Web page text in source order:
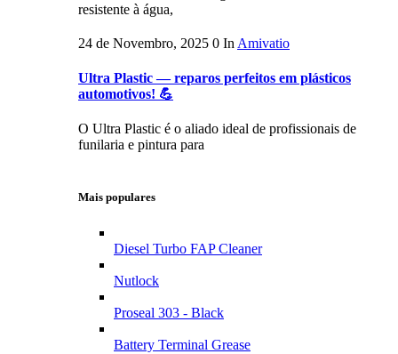
resistente à água,
24 de Novembro, 2025 0 In Amivatio
Ultra Plastic — reparos perfeitos em plásticos
automotivos! 💪
O Ultra Plastic é o aliado ideal de profissionais de
funilaria e pintura para
Mais populares
Diesel Turbo FAP Cleaner
Nutlock
Proseal 303 - Black
Battery Terminal Grease